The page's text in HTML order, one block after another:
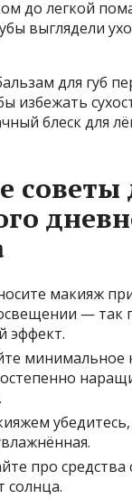
до легкой
выглядели
для губ
избежать
блеск для
советы
макияж
— так
эффект.
минимальное
про средства
солнца.